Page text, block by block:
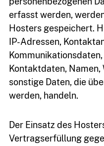
erfasst werden,
Hosters gespeichert.
IP-Adressen,
Kontaktdaten,
sonstige Daten, die
werden, handeln.
Der Einsatz des
Vertragserfüllung